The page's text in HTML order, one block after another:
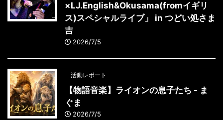
×LJ.English&Okusama(fromイギリ
ス)スペシャルライブ」 in つどい処さま
吉
2026/7/5
活動レポート
【物語音楽】ライオンの息子たち - ま
ぐま
2026/7/5